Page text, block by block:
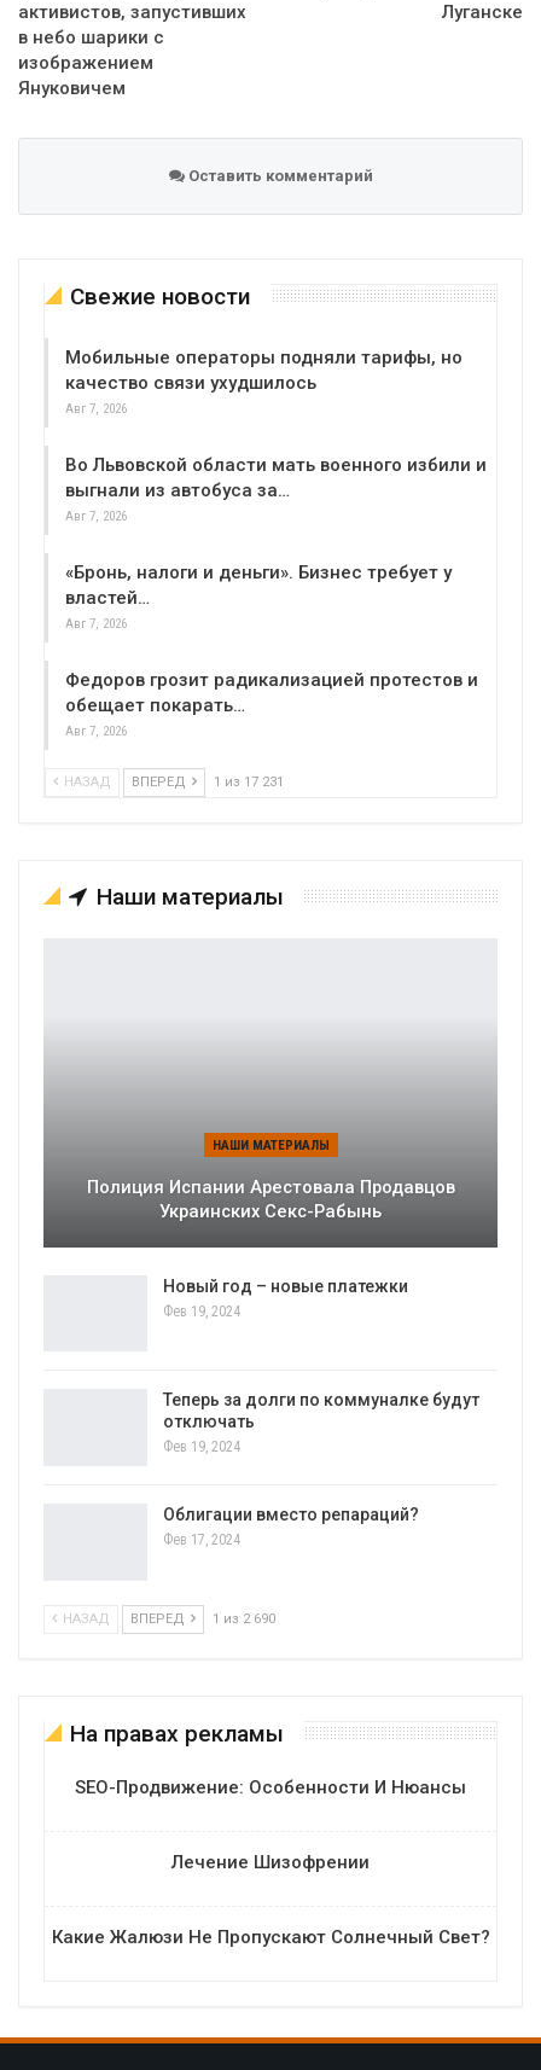
активистов, запустивших
в небо шарики с
изображением
Януковичем
Луганске
Оставить комментарий
Свежие новости
Мобильные операторы подняли тарифы, но
качество связи ухудшилось
Авг 7, 2026
Во Львовской области мать военного избили и
выгнали из автобуса за…
Авг 7, 2026
«Бронь, налоги и деньги». Бизнес требует у
властей…
Авг 7, 2026
Федоров грозит радикализацией протестов и
обещает покарать…
Авг 7, 2026
НАЗАД ВПЕРЕД 1 из 17 231
Наши материалы
НАШИ МАТЕРИАЛЫ
Полиция Испании Арестовала Продавцов
Украинских Секс-Рабынь
Новый год – новые платежки
Фев 19, 2024
Теперь за долги по коммуналке будут
отключать
Фев 19, 2024
Облигации вместо репараций?
Фев 17, 2024
НАЗАД ВПЕРЕД 1 из 2 690
На правах рекламы
SEO-Продвижение: Особенности И Нюансы
Лечение Шизофрении
Какие Жалюзи Не Пропускают Солнечный Свет?